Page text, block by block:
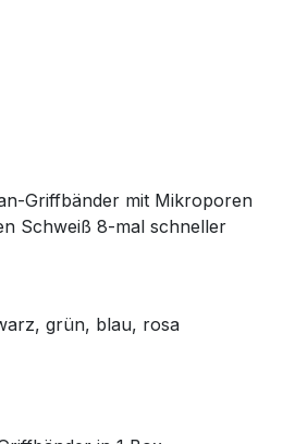
Griffbänder mit Mikroporen
Schweiß 8-mal schneller
grün, blau, rosa